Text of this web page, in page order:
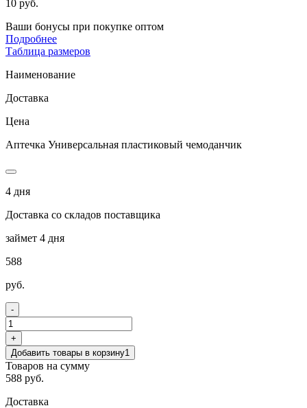
10 руб.
Ваши бонусы при покупке оптом
Подробнее
Таблица размеров
Наименование
Доставка
Цена
Аптечка Универсальная пластиковый чемоданчик
4 дня
Доставка со складов поставщика
займет 4 дня
588
руб.
-
+
Добавить товары в корзину1
Товаров на сумму
588 руб.
Доставка